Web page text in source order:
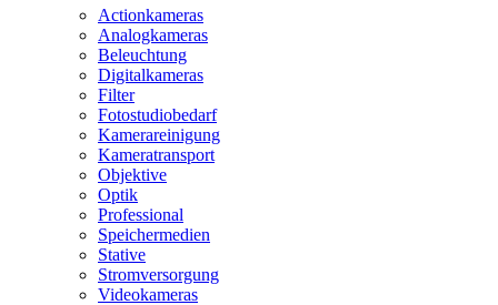
Actionkameras
Analogkameras
Beleuchtung
Digitalkameras
Filter
Fotostudiobedarf
Kamerareinigung
Kameratransport
Objektive
Optik
Professional
Speichermedien
Stative
Stromversorgung
Videokameras